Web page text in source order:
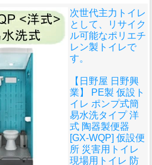
次世代主力トイレ
として、リサイク
ル可能なポリエチ
レン製トイレで
す。
【日野屋 日野興
業】 PE製 仮設ト
イレ ポンプ式簡
易水洗タイプ 洋
式 陶器製便器
[GX-WQP] 仮設便
所 災害用トイレ
現場用トイレ 防